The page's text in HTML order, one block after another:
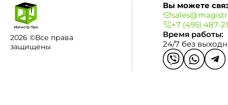
2026 ©Все права
защищены
Вы можете
+7 (495) 487-
Время работы:
24/7 без